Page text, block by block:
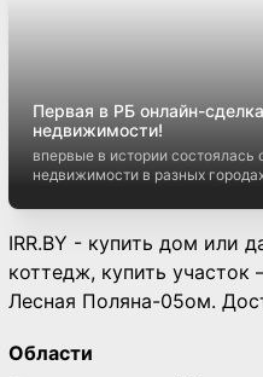
Первая в РБ онлайн-
недвижимости!
впервые в истории
недвижимости в разных
IRR.BY - купить дом или
коттедж, купить участок
Лесная Поляна-05ом.
Области